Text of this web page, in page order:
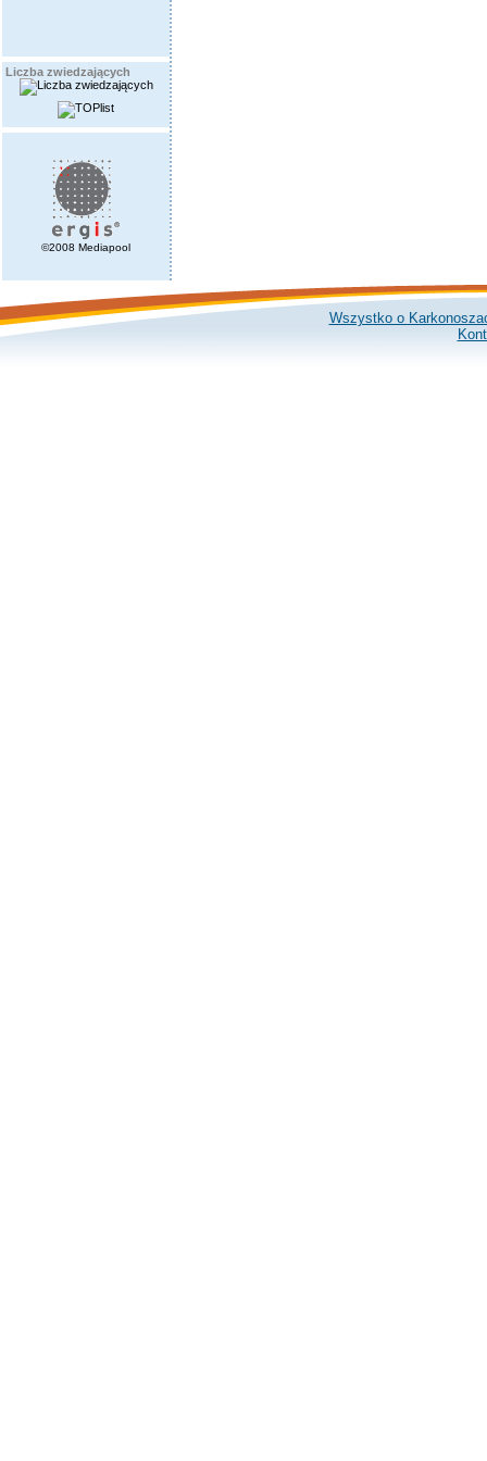
Liczba zwiedzających
©2008 Mediapool
Wszystko o